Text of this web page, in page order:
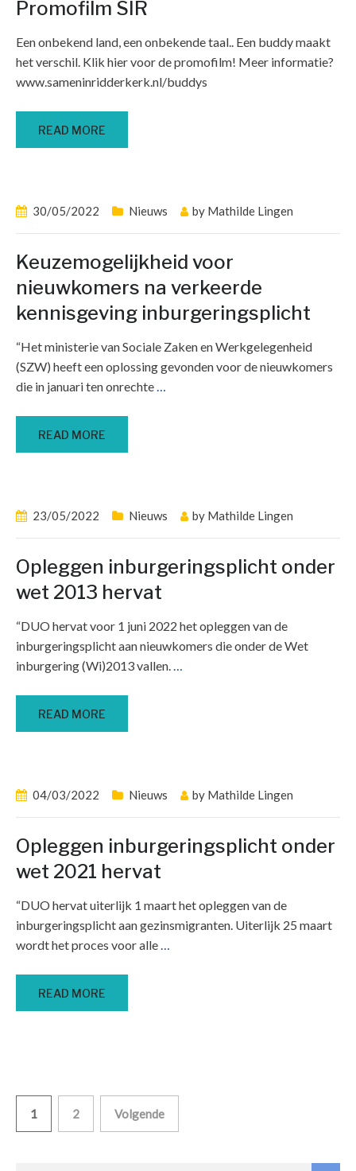
Promofilm SIR
Een onbekend land, een onbekende taal.. Een buddy maakt
het verschil. Klik hier voor de promofilm! Meer informatie?
www.sameninridderkerk.nl/buddys
READ MORE
30/05/2022 Nieuws by Mathilde Lingen
Keuzemogelijkheid voor
nieuwkomers na verkeerde
kennisgeving inburgeringsplicht
“Het ministerie van Sociale Zaken en Werkgelegenheid
(SZW) heeft een oplossing gevonden voor de nieuwkomers
die in januari ten onrechte…
READ MORE
23/05/2022 Nieuws by Mathilde Lingen
Opleggen inburgeringsplicht onder
wet 2013 hervat
“DUO hervat voor 1 juni 2022 het opleggen van de
inburgeringsplicht aan nieuwkomers die onder de Wet
inburgering (Wi)2013 vallen.…
READ MORE
04/03/2022 Nieuws by Mathilde Lingen
Opleggen inburgeringsplicht onder
wet 2021 hervat
“DUO hervat uiterlijk 1 maart het opleggen van de
inburgeringsplicht aan gezinsmigranten. Uiterlijk 25 maart
wordt het proces voor alle…
READ MORE
Berichten
1 2 Volgende